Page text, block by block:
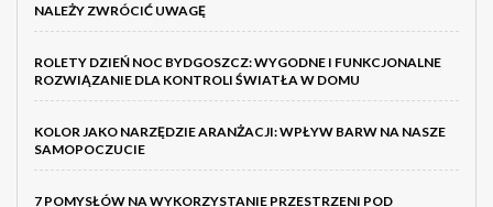
NALEŻY ZWRÓCIĆ UWAGĘ
ROLETY DZIEŃ NOC BYDGOSZCZ: WYGODNE I FUNKCJONALNE
ROZWIĄZANIE DLA KONTROLI ŚWIATŁA W DOMU
KOLOR JAKO NARZĘDZIE ARANŻACJI: WPŁYW BARW NA NASZE
SAMOPOCZUCIE
7 POMYSŁÓW NA WYKORZYSTANIE PRZESTRZENI POD